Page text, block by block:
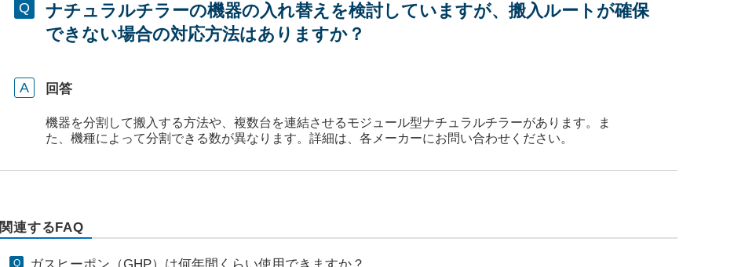
ナチュラルチラーの機器の入れ替えを検討していますが、搬入ルートが確保
できない場合の対応方法はありますか？
回答
機器を分割して搬入する方法や、複数台を連結させるモジュール型ナチュラルチラーがあります。ま
た、機種によって分割できる数が異なります。詳細は、各メーカーにお問い合わせください。
関連するFAQ